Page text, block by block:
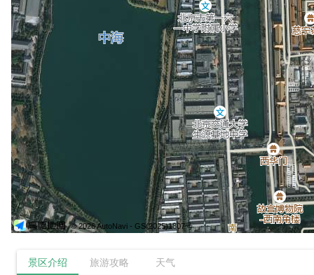
© 2026 AutoNavi - GS(2025)1807号
景区介绍 旅游攻略 天气